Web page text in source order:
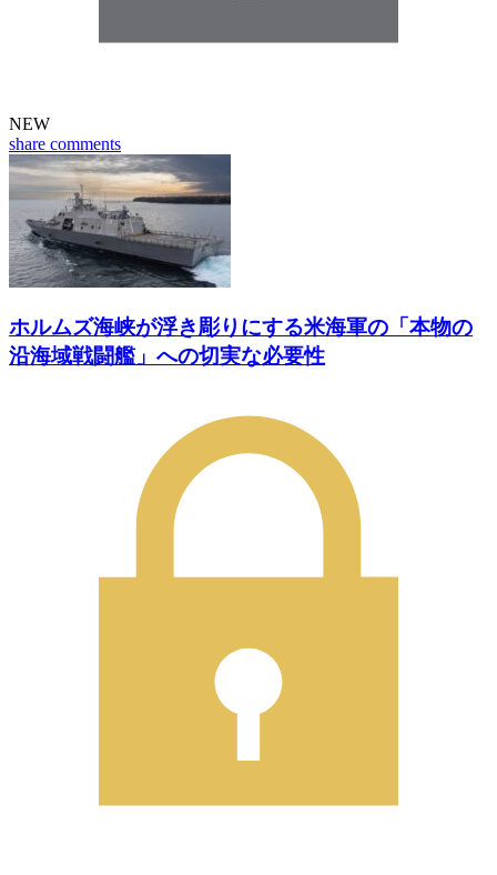
NEW
share comments
ホルムズ海峡が浮き彫りにする米海軍の「本物の
沿海域戦闘艦」への切実な必要性